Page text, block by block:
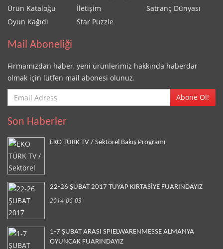
Ürün Kataloğu
İletişim
Satranç Dünyası
Oyun Kağıdı
Star Puzzle
Mail Aboneliği
Firmamızdan haber, yeni ürünlerimiz hakkında haberdar
olmak için lütfen mail abonesi olunuz.
Abone Ol!
Son Haberler
EKO TÜRK TV / Sektörel Bakış Programı
22-26 ŞUBAT 2017 TUYAP KIRTASİYE FUARINDAYIZ
2014-06-03
1-7 ŞUBAT ARASI SPIELWARENMESSE ALMANYA
OYUNCAK FUARINDAYIZ